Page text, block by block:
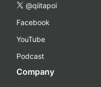
@qiitapoi
Facebook
YouTube
Podcast
Company